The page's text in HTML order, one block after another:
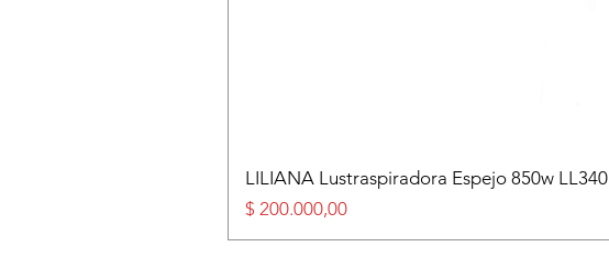
LILIANA Lustraspiradora Espejo 850w LL340
Precio
$ 200.000,00